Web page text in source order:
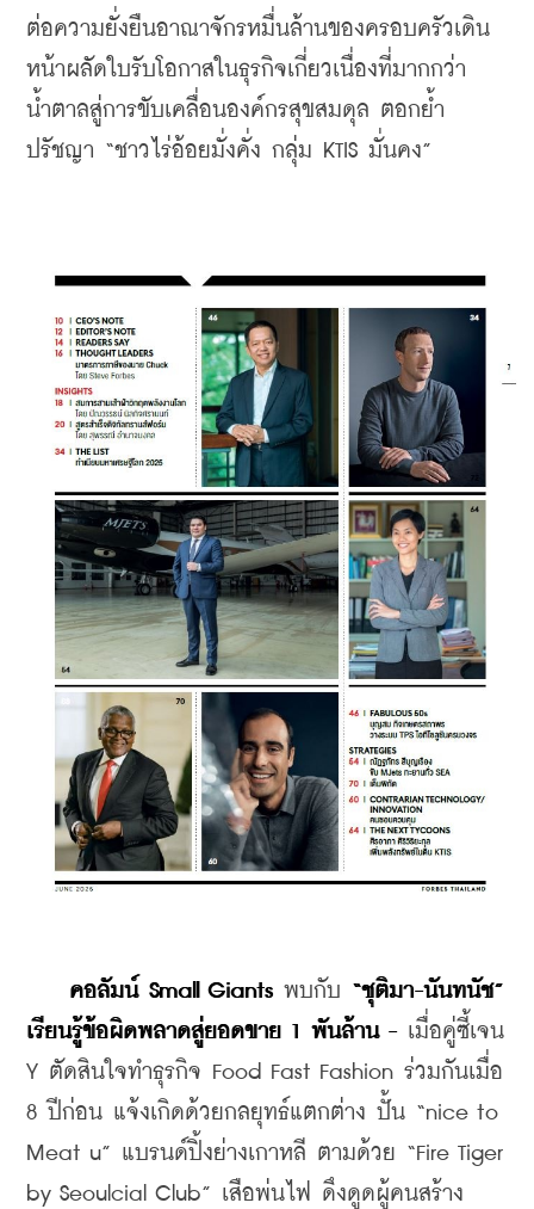
ต่อความยั่งยืนอาณาจักรหมื่นล้านของครอบครัวเดิน
หน้าผลัดใบรับโอกาสในธุรกิจเกี่ยวเนื่องที่มากกว่า
น้ำตาลสู่การขับเคลื่อนองค์กรสุขสมดุล ตอกย้ำ
ปรัชญา “ชาวไร่อ้อยมั่งคั่ง กลุ่ม KTIS มั่นคง”
คอลัมน์ Small Giants พบกับ “ชุติมา-นันทนัช”
เรียนรู้ข้อผิดพลาดสู่ยอดขาย 1 พันล้าน - เมื่อคู่ซี้เจน
Y ตัดสินใจทำธุรกิจ Food Fast Fashion ร่วมกันเมื่อ
8 ปีก่อน แจ้งเกิดด้วยกลยุทธ์แตกต่าง ปั้น “nice to
Meat u” แบรนด์ปิ้งย่างเกาหลี ตามด้วย “Fire Tiger
by Seoulcial Club” เสือพ่นไฟ ดึงดูดผู้คนสร้าง